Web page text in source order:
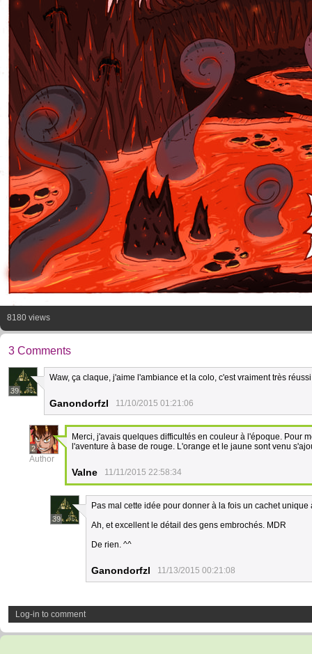
8180 views
3 Comments
39
Waw, ça claque, j'aime l'ambiance et la colo, c'est vraiment très
Ganondorfzl 11/10/2015 01:21:06
2
Author
Merci, j'avais quelques difficultés en couleur à l'époque. Pour
l'aventure à base de rouge. L'orange et le jaune sont venu
Valne 11/11/2015 22:58:34
39
Pas mal cette idée pour donner à la fois un cachet
Ah, et excellent le détail des gens embrochés. MDR
De rien. ^^
Ganondorfzl 11/13/2015 00:21:08
Log-in to comment